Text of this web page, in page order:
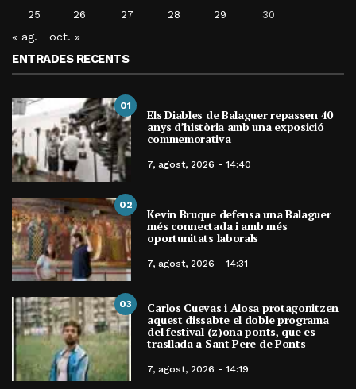
25 26 27 28 29 30
« ag. oct. »
ENTRADES RECENTS
01
Els Diables de Balaguer repassen 40
anys d’història amb una exposició
commemorativa
7, agost, 2026 - 14:40
02
Kevin Bruque defensa una Balaguer
més connectada i amb més
oportunitats laborals
7, agost, 2026 - 14:31
03 Carlos Cuevas i Alosa protagonitzen
aquest dissabte el doble programa
del festival (z)ona ponts, que es
trasllada a Sant Pere de Ponts
7, agost, 2026 - 14:19